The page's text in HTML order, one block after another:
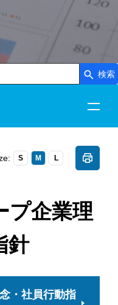
検索
S M L
プ企業理
針
・社員行動指